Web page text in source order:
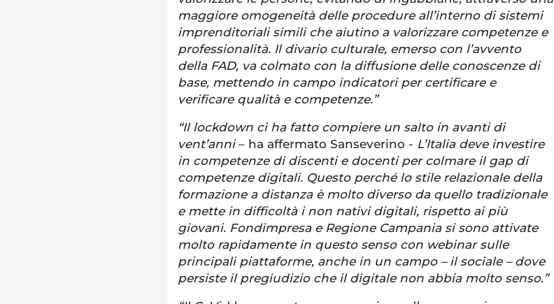
maggiore omogeneità delle procedure all’interno di sistemi
imprenditoriali simili che aiutino a valorizzare competenze e
professionalità. Il divario culturale, emerso con l’avvento
della FAD, va colmato con la diffusione delle conoscenze di
base, mettendo in campo indicatori per certificare e
verificare qualità e competenze.”
“Il lockdown ci ha fatto compiere un salto in avanti di
vent’anni– ha affermato Sanseverino - L’Italia deve investire
in competenze di discenti e docenti per colmare il gap di
competenze digitali. Questo perché lo stile relazionale della
formazione a distanza è molto diverso da quello tradizionale
e mette in difficoltà i non nativi digitali, rispetto ai più
giovani. Fondimpresa e Regione Campania si sono attivate
molto rapidamente in questo senso con webinar sulle
principali piattaforme, anche in un campo – il sociale – dove
persiste il pregiudizio che il digitale non abbia molto senso.”